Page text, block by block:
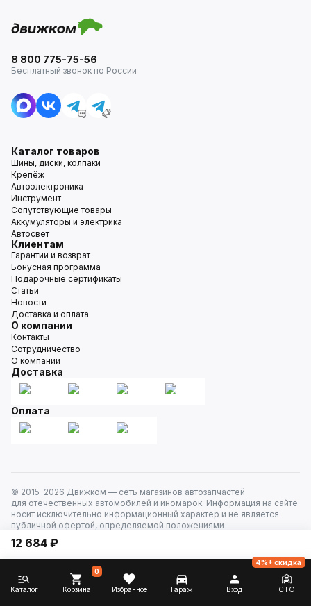
12 684 ₽
8 800 775-75-56
Бесплатный звонок по России
Каталог товаров
Шины, диски, колпаки
Крепёж
Автоэлектроника
Инструмент
Сопутствующие товары
Аккумуляторы и электрика
Автосвет
Клиентам
Гарантии и возврат
Бонусная программа
Подарочные сертификаты
Статьи
Новости
Доставка и оплата
О компании
Контакты
Сотрудничество
О компании
Доставка
Оплата
© 2015–2026 Движком — сеть магазинов автозапчастей
для отечественных автомобилей и иномарок. Информация на сайте
носит исключительно информационный характер и не является
публичной офертой, определяемой положениями
Каталог Корзина
0
Избранное Гараж Вход СТО
4%+ скидка